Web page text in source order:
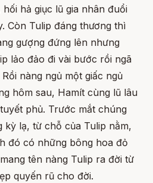
hả giục lũ gia nhân đuổi
Còn Tulip đáng thương thì
gượng đứng lên nhưng
lảo đảo đi vài bước rồi ngã
nàng ngủ một giấc ngủ
hôm sau, Hamít cùng lũ lâu
phủ. Trước mắt chúng
kỳ lạ, từ chỗ của Tulip nằm,
đó có những bông hoa đỏ
tên nàng Tulip ra đời từ
quyến rũ cho đời.